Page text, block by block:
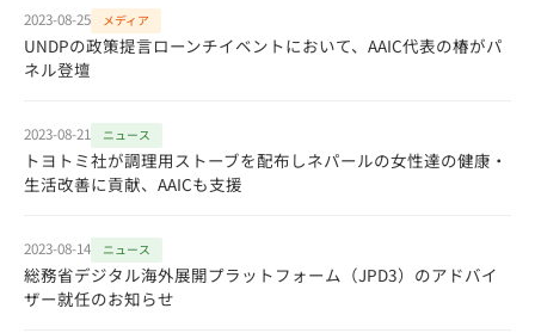
2023-08-25 メディア
UNDPの政策提言ローンチイベントにおいて、AAIC代表の椿がパ
ネル登壇
2023-08-21 ニュース
トヨトミ社が調理用ストーブを配布しネパールの女性達の健康・
生活改善に貢献、AAICも支援
2023-08-14 ニュース
総務省デジタル海外展開プラットフォーム（JPD3）のアドバイ
ザー就任のお知らせ